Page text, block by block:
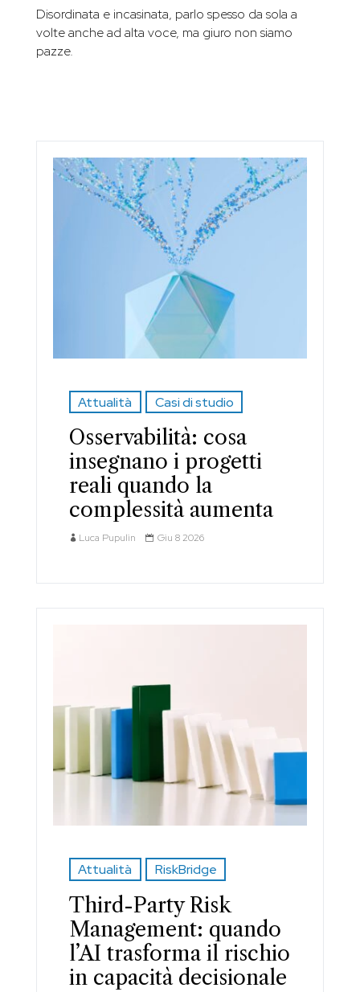
Disordinata e incasinata, parlo spesso da sola a
volte anche ad alta voce, ma giuro non siamo
pazze.
Attualità Casi di studio
Osservabilità: cosa
insegnano i progetti
reali quando la
complessità aumenta
Luca Pupulin Giu 8 2026
Attualità RiskBridge
Third-Party Risk
Management: quando
l’AI trasforma il rischio
in capacità decisionale